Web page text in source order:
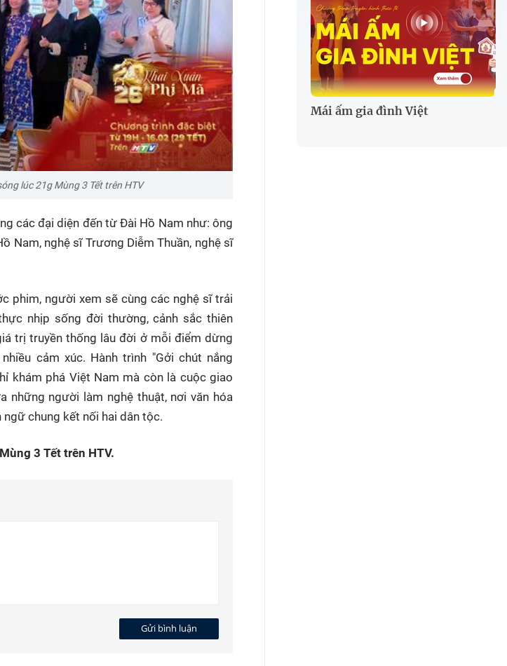
lúc 21g Mùng 3 Tết trên HTV
các đại diện đến từ Đài Hồ Nam như: ông
Nam, nghệ sĩ Trương Diễm Thuần, nghệ sĩ
phim, người xem sẽ cùng các nghệ sĩ trải
nhịp sống đời thường, cảnh sắc thiên
trị truyền thống lâu đời ở mỗi điểm dừng
cảm xúc. Hành trình "Gởi chút nắng
khám phá Việt Nam mà còn là cuộc giao
những người làm nghệ thuật, nơi văn hóa
chung kết nối hai dân tộc.
3 Tết trên HTV.
Gửi bình luận
Mái ấm gia đình Việt